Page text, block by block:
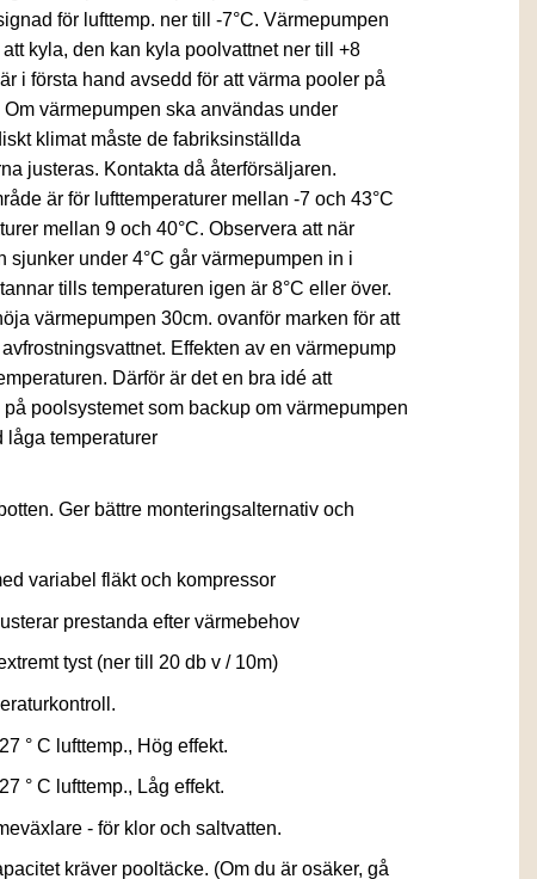
för lufttemp. ner till -7°C. Värmepumpen
kyla, den kan kyla poolvattnet ner till +8
i första hand avsedd för att värma pooler på
Om värmepumpen ska användas under
klimat måste de fabriksinställda
justeras. Kontakta då återförsäljaren.
är för lufttemperaturer mellan -7 och 43°C
mellan 9 och 40°C. Observera att när
sjunker under 4°C går värmepumpen in i
tills temperaturen igen är 8°C eller över.
värmepumpen 30cm. ovanför marken för att
Effekten av en värmepump
Därför är det en bra idé att
poolsystemet som backup om värmepumpen
låga temperaturer
Ger bättre monteringsalternativ och
variabel fläkt och kompressor
prestanda efter värmebehov
tyst (ner till 20 db v / 10m)
° C lufttemp., Hög effekt.
° C lufttemp., Låg effekt.
- för klor och saltvatten.
kräver pooltäcke. (Om du är osäker, gå